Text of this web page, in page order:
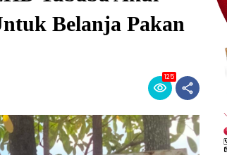
Belanja Pakan
125